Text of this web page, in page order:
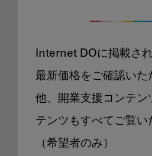
Internet DOに掲載さ
最新価格をご確認いた
他、開業支援コンテン
テンツもすべてご覧い
（希望者のみ）